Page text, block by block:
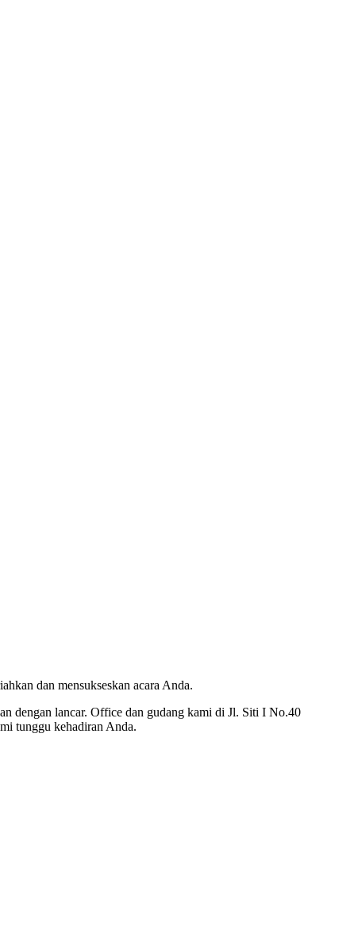
dan mensukseskan acara Anda.
dengan lancar. Office dan gudang kami di Jl. Siti I No.40
tunggu kehadiran Anda.